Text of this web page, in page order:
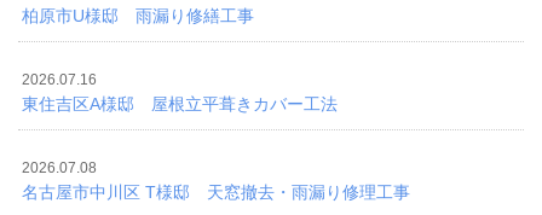
柏原市U様邸 雨漏り修繕工事
2026.07.16
東住吉区A様邸 屋根立平葺きカバー工法
2026.07.08
名古屋市中川区 T様邸 天窓撤去・雨漏り修理工事